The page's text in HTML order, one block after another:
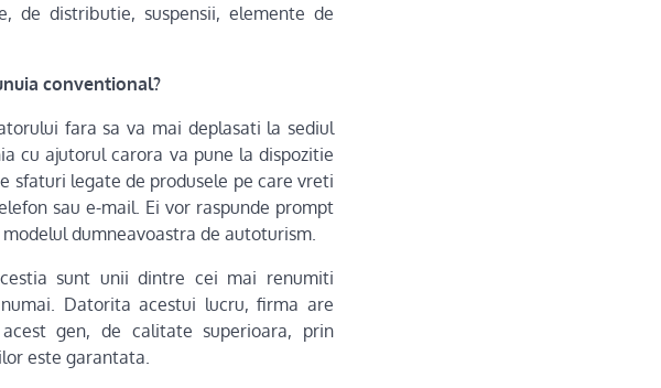
de distributie, suspensii, elemente de
conventional?
fara sa va mai deplasati la sediul
cu ajutorul carora va pune la dispozitie
sfaturi legate de produsele pe care vreti
sau e-mail. Ei vor raspunde prompt
dumneavoastra de autoturism.
sunt unii dintre cei mai renumiti
Datorita acestui lucru, firma are
gen, de calitate superioara, prin
este garantata.